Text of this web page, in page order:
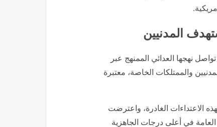
المدنيين
نهجها العدائي الممنهج عبر
والممتلكات الخاصة، معتبرة
الاعتداءات الغادرة، واعترضت
في أعلى درجات الجاهزية